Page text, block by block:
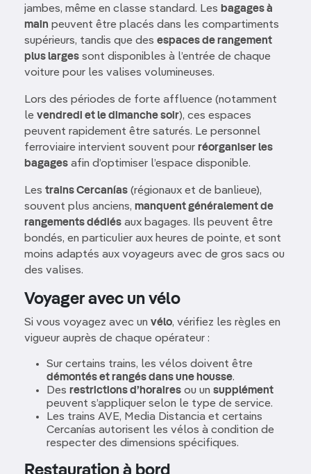
jambes, même en classe standard. Les bagages à
main peuvent être placés dans les compartiments
supérieurs, tandis que des espaces de rangement
plus larges sont disponibles à l’entrée de chaque
voiture pour les valises volumineuses.
Lors des périodes de forte affluence (notamment
le vendredi et le dimanche soir), ces espaces
peuvent rapidement être saturés. Le personnel
ferroviaire intervient souvent pour réorganiser les
bagages afin d’optimiser l’espace disponible.
Les trains Cercanías (régionaux et de banlieue),
souvent plus anciens, manquent généralement de
rangements dédiés aux bagages. Ils peuvent être
bondés, en particulier aux heures de pointe, et sont
moins adaptés aux voyageurs avec de gros sacs ou
des valises.
Voyager avec un vélo
Si vous voyagez avec un vélo, vérifiez les règles en
vigueur auprès de chaque opérateur :
Sur certains trains, les vélos doivent être
démontés et rangés dans une housse.
Des restrictions d’horaires ou un supplément
peuvent s’appliquer selon le type de service.
Les trains AVE, Media Distancia et certains
Cercanías autorisent les vélos à condition de
respecter des dimensions spécifiques.